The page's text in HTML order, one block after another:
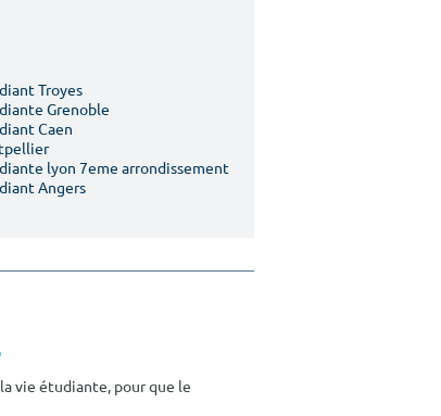
Troyes
Grenoble
Caen
lyon 7eme arrondissement
Angers
vie étudiante, pour que le